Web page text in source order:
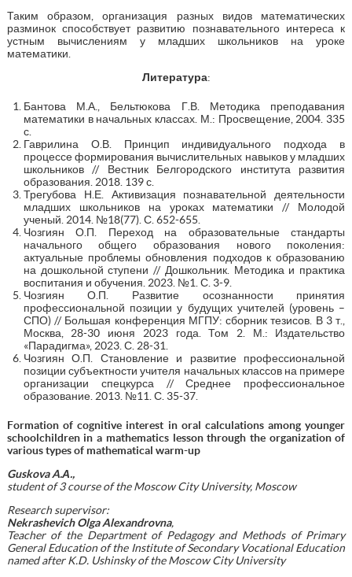
Таким образом, организация разных видов математических
разминок способствует развитию познавательного интереса к
устным вычислениям у младших школьников на уроке
математики.
Литература:
Бантова М.А., Бельтюкова Г.В. Методика преподавания
математики в начальных классах. М.: Просвещение, 2004. 335
с.
Гаврилина О.В. Принцип индивидуального подхода в
процессе формирования вычислительных навыков у младших
школьников // Вестник Белгородского института развития
образования. 2018. 139 с.
Трегубова Н.Е. Активизация познавательной деятельности
младших школьников на уроках математики // Молодой
ученый. 2014. №18(77). С. 652-655.
Чозгиян О.П. Переход на образовательные стандарты
начального общего образования нового поколения:
актуальные проблемы обновления подходов к образованию
на дошкольной ступени // Дошкольник. Методика и практика
воспитания и обучения. 2023. №1. С. 3-9.
Чозгиян О.П. Развитие осознанности принятия
профессиональной позиции у будущих учителей (уровень –
СПО) // Большая конференция МГПУ: сборник тезисов. В 3 т.,
Москва, 28-30 июня 2023 года. Том 2. М.: Издательство
«Парадигма», 2023. С. 28-31.
Чозгиян О.П. Становление и развитие профессиональной
позиции субъектности учителя начальных классов на примере
организации спецкурса // Среднее профессиональное
образование. 2013. №11. С. 35-37.
Formation of cognitive interest in oral calculations among younger
schoolchildren in a mathematics lesson through the organization of
various types of mathematical warm-up
Guskova A.А.,
student of 3 course of the Moscow City University, Moscow
Research supervisor:
Nekrashevich Olga Alexandrovna,
Teacher of the Department of Pedagogy and Methods of Primary
General Education of the Institute of Secondary Vocational Education
named after K.D. Ushinsky of the Moscow City University